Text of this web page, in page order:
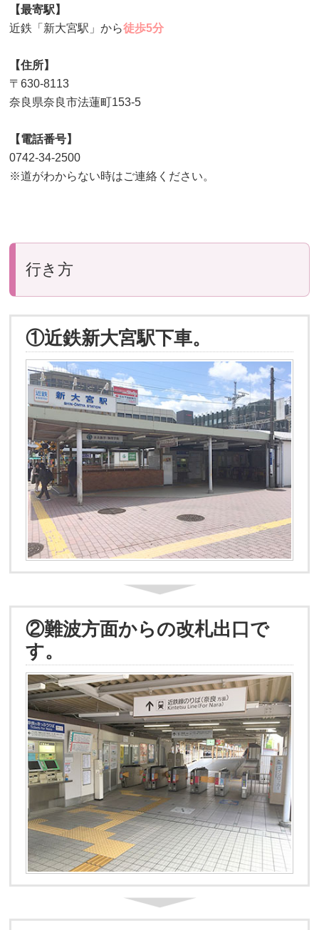
【最寄駅】
近鉄「新大宮駅」から徒歩5分
【住所】
〒630-8113
奈良県奈良市法蓮町153-5
【電話番号】
0742-34-2500
※道がわからない時はご連絡ください。
行き方
①近鉄新大宮駅下車。
②難波方面からの改札出口で
す。